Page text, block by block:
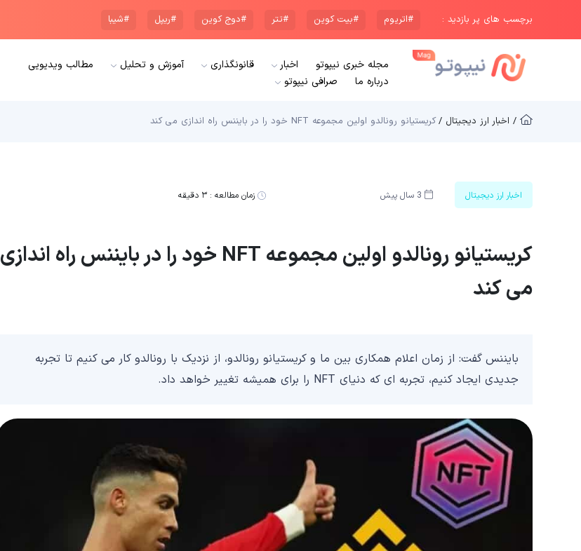
برچسب های پر بازدید : #اتریوم #بیت کوین #تتر #دوج کوین #ریپل #شیبا
مجله خبری نیپوتو اخبار قانونگذاری آموزش و تحلیل
مطالب ویدیویی
درباره ما
صرافی نیپوتو
/ اخبار ارز دیجیتال /کریستیانو رونالدو اولین مجموعه NFT خود را در بایننس راه اندازی می کند
اخبار ارز دیجیتال 3 سال پیش زمان مطالعه :۳ دقیقه
کریستیانو رونالدو اولین مجموعه NFT خود را در بایننس راه اندازی
می کند
بایننس گفت: از زمان اعلام همکاری بین ما و کریستیانو رونالدو، از نزدیک با رونالدو کار می کنیم تا تجربه
جدیدی ایجاد کنیم، تجربه ای که دنیای NFT را برای همیشه تغییر خواهد داد.